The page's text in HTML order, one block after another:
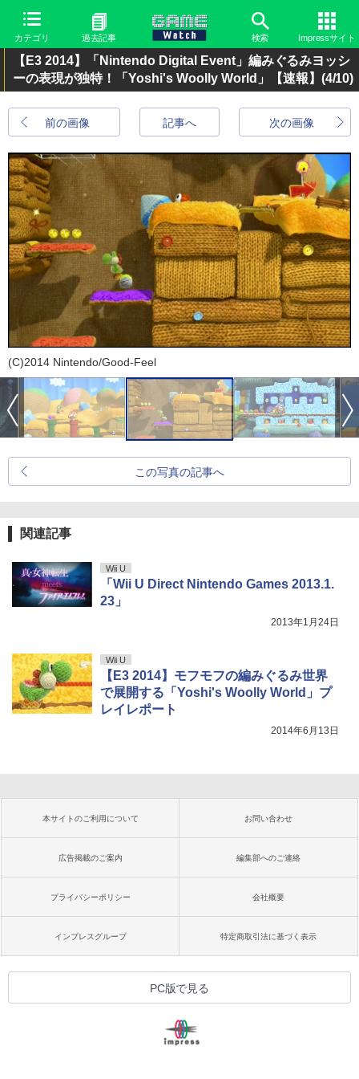
カテゴリ 過去記事 検索 Impressサイト
【E3 2014】「Nintendo Digital Event」編みぐるみヨッシ
ーの表現が独特！「Yoshi's Woolly World」【速報】 (4/10)
前の画像 次の画像
記事へ
(C)2014 Nintendo/Good-Feel
この写真の記事へ
関連記事
Wii U
「Wii U Direct Nintendo Games 2013.1.
23」
2013年1月24日
Wii U
【E3 2014】モフモフの編みぐるみ世界
で展開する「Yoshi's Woolly World」プ
レイレポート
2014年6月13日
本サイトのご利用について お問い合わせ
広告掲載のご案内 編集部へのご連絡
プライバシーポリシー 会社概要
インプレスグループ 特定商取引法に基づく表示
PC版で見る